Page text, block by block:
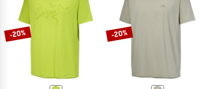
-20% -20%